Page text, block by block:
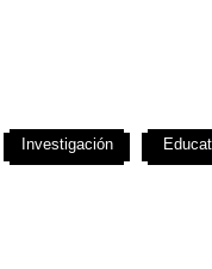
Investigación